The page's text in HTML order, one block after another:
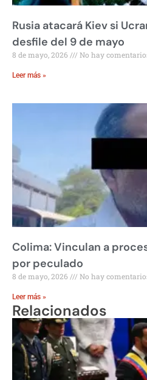
Rusia atacará Kiev si
desfile del 9 de mayo
8 de mayo, 2026 No hay
Leer más »
Colima: Vinculan a
por peculado
8 de mayo, 2026 No hay
Leer más »
Relacionados